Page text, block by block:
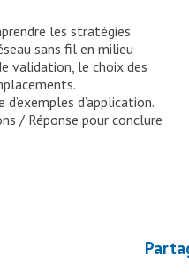
les stratégies
sans fil en milieu
validation, le choix des
d’application.
/ Réponse pour conclure